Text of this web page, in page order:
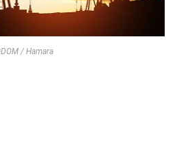
/ Hamara